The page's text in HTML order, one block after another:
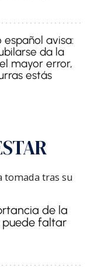
avisa:
da la
mayor error,
estás
de la
puede faltar